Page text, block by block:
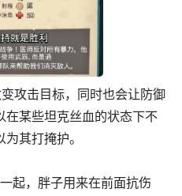
攻击目标，同时也会让防御
在某些坦克丝血的状态下不
其打掩护。
起，胖子用来在前面抗伤